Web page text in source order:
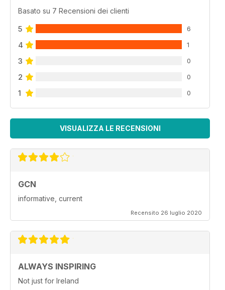
Basato su 7 Recensioni dei clienti
5 6
4 1
3 0
2 0
1 0
VISUALIZZA LE RECENSIONI
GCN
informative, current
Recensito 26 luglio 2020
ALWAYS INSPIRING
Not just for Ireland